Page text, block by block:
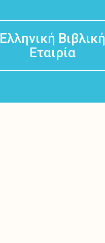
Ελληνική Βιβλική
Εταιρία